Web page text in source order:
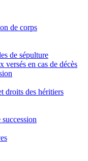
de corps
de sépulture
versés en cas de décès
droits des héritiers